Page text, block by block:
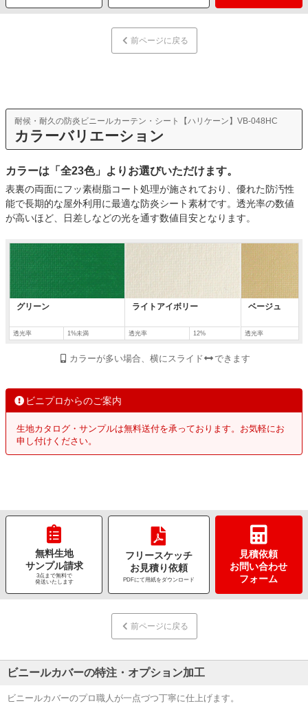
前ページに戻る
耐候・耐久の防炎ビニールカーテン・シート【ハリケーン】VB-048HC
カラーバリエーション
カラーは「全23色」よりお選びいただけます。
表裏の両面にフッ素樹脂コート処理が施されており、優れた防汚性
能で長期的な屋外利用に最適な防炎シート素材です。透光率の数値
が高いほど、日差しなどの光を通す数値目安となります。
グリーン
透光率 1%未満
ライトアイボリー
透光率 12%
ベージュ
透光率
カラーが多い場合、横にスライド できます
ビニプロからのご案内
生地カタログ・サンプルは無料送付を承っております。お気軽にお
申し付けください。
無料生地
サンプル請求
3点まで無料で
発送いたします
フリースケッチ
お見積り依頼
PDFにて用紙をダウンロード
見積依頼
お問い合わせ
フォーム
前ページに戻る
ビニールカバーの特注・オプション加工
ビニールカバーのプロ職人が一点づつ丁寧に仕上げます。